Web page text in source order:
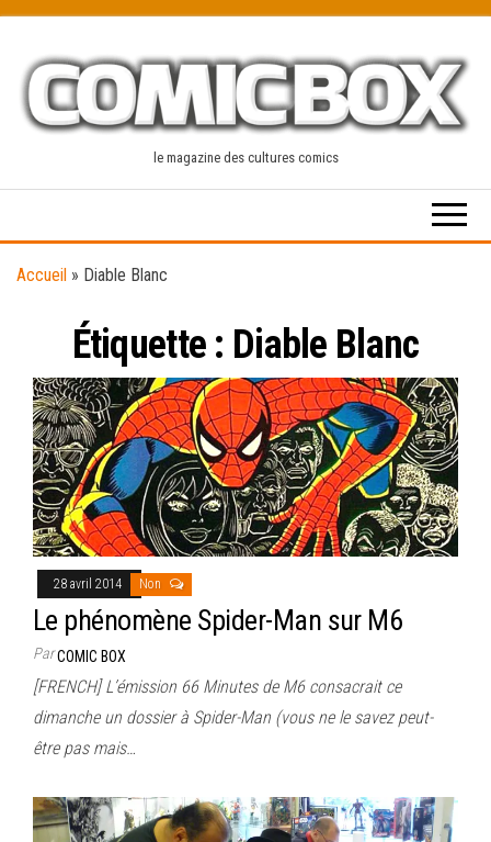
content
le magazine des cultures comics
Accueil » Diable Blanc
Étiquette : Diable Blanc
28 avril 2014 Non
Le phénomène Spider-Man sur M6
ParCOMIC BOX
[FRENCH] L’émission 66 Minutes de M6 consacrait ce
dimanche un dossier à Spider-Man (vous ne le savez peut-
être pas mais…